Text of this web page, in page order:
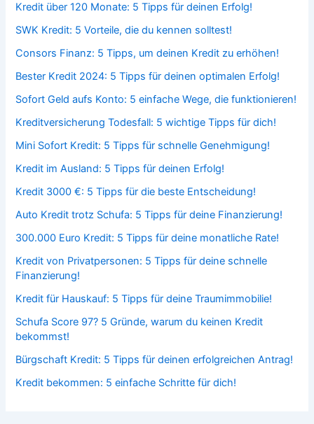
Kredit über 120 Monate: 5 Tipps für deinen Erfolg!
SWK Kredit: 5 Vorteile, die du kennen solltest!
Consors Finanz: 5 Tipps, um deinen Kredit zu erhöhen!
Bester Kredit 2024: 5 Tipps für deinen optimalen Erfolg!
Sofort Geld aufs Konto: 5 einfache Wege, die funktionieren!
Kreditversicherung Todesfall: 5 wichtige Tipps für dich!
Mini Sofort Kredit: 5 Tipps für schnelle Genehmigung!
Kredit im Ausland: 5 Tipps für deinen Erfolg!
Kredit 3000 €: 5 Tipps für die beste Entscheidung!
Auto Kredit trotz Schufa: 5 Tipps für deine Finanzierung!
300.000 Euro Kredit: 5 Tipps für deine monatliche Rate!
Kredit von Privatpersonen: 5 Tipps für deine schnelle
Finanzierung!
Kredit für Hauskauf: 5 Tipps für deine Traumimmobilie!
Schufa Score 97? 5 Gründe, warum du keinen Kredit
bekommst!
Bürgschaft Kredit: 5 Tipps für deinen erfolgreichen Antrag!
Kredit bekommen: 5 einfache Schritte für dich!